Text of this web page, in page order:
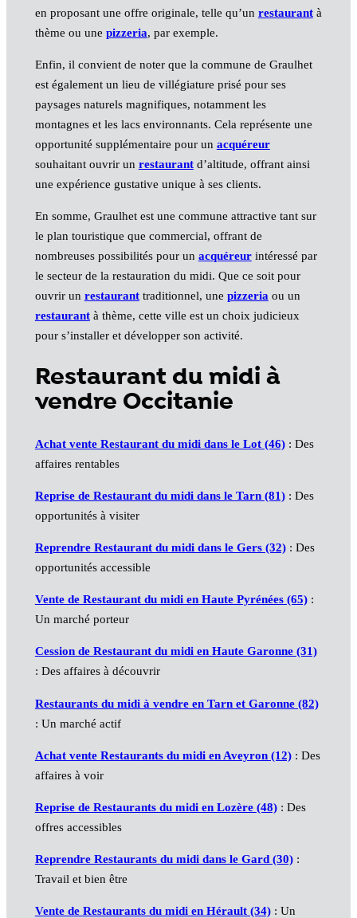
en proposant une offre originale, telle qu’un restaurantà
thème ou une pizzeria, par exemple.
Enfin, il convient de noter que la commune de Graulhet
est également un lieu de villégiature prisé pour ses
paysages naturels magnifiques, notamment les
montagnes et les lacs environnants. Cela représente une
opportunité supplémentaire pour un acquéreur
souhaitant ouvrir un restaurantd’altitude, offrant ainsi
une expérience gustative unique à ses clients.
En somme, Graulhet est une commune attractive tant sur
le plan touristique que commercial, offrant de
nombreuses possibilités pour un acquéreurintéressé par
le secteur de la restauration du midi. Que ce soit pour
ouvrir un restauranttraditionnel, une pizzeria ou un
restaurantà thème, cette ville est un choix judicieux
pour s’installer et développer son activité.
Restaurant du midi à
vendre Occitanie
Achat vente Restaurant du midi dans le Lot (46): Des
affaires rentables
Reprise de Restaurant du midi dans le Tarn (81): Des
opportunités à visiter
Reprendre Restaurant du midi dans le Gers (32): Des
opportunités accessible
Vente de Restaurant du midi en Haute Pyrénées (65):
Un marché porteur
Cession de Restaurant du midi en Haute Garonne (31)
: Des affaires à découvrir
Restaurants du midi à vendre en Tarn et Garonne (82)
: Un marché actif
Achat vente Restaurants du midi en Aveyron (12): Des
affaires à voir
Reprise de Restaurants du midi en Lozère (48): Des
offres accessibles
Reprendre Restaurants du midi dans le Gard (30):
Travail et bien être
Vente de Restaurants du midi en Hérault (34): Un